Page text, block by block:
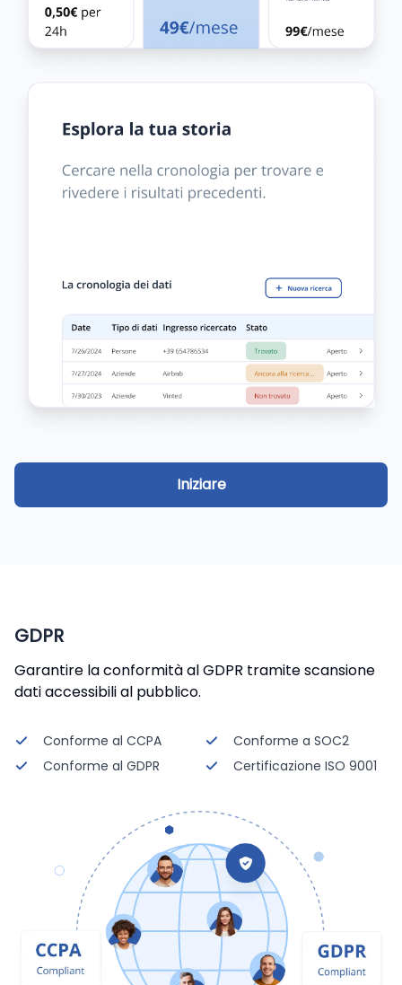
Iniziare
GDPR
Garantire la conformità al GDPR tramite scansione
dati accessibili al pubblico.
Conforme al CCPA
Conforme a SOC2
Conforme al GDPR
Certificazione ISO 9001